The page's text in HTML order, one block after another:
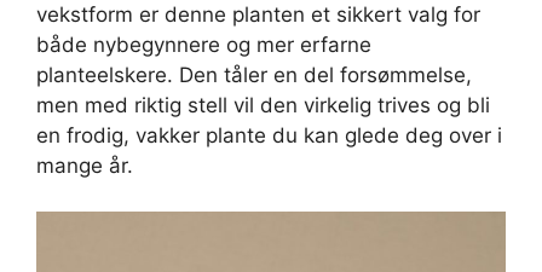
vekstform er denne planten et sikkert valg for
både nybegynnere og mer erfarne
planteelskere. Den tåler en del forsømmelse,
men med riktig stell vil den virkelig trives og bli
en frodig, vakker plante du kan glede deg over i
mange år.